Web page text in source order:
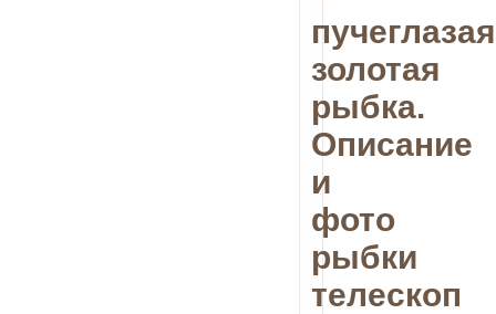
пучеглазая
золотая
рыбка.
Описание
и
фото
рыбки
телескоп